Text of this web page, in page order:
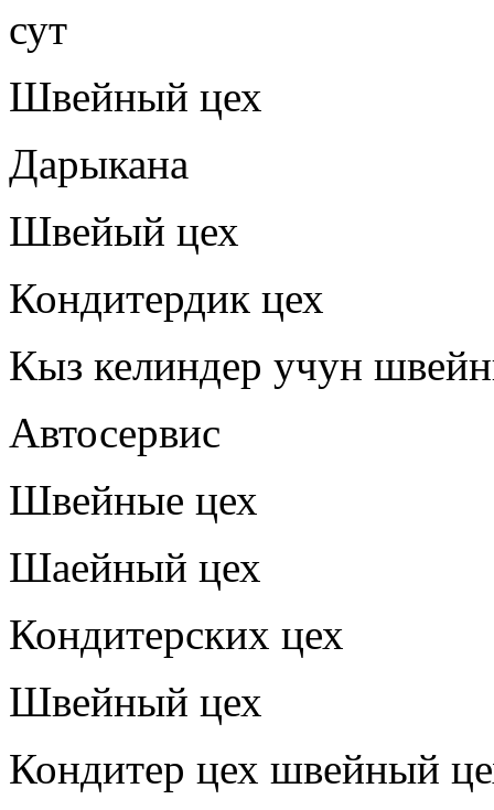
сут
Швейный цех
Дарыкана
Швейый цех
Кондитердик цех
Кыз келиндер учун
Автосервис
Швейные цех
Шаейный цех
Кондитерских цех
Швейный цех
Кондитер цех швейный